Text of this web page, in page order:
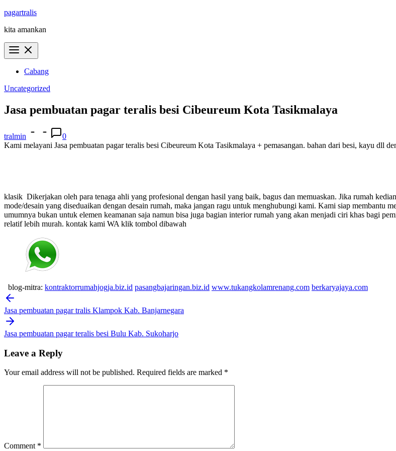
Skip
content
pagartralis
kita amankan
Cabang
Uncategorized
Jasa pembuatan pagar teralis besi Cibeureum Kota Tasikmalaya
tralmin
0
Kami melayani Jasa pembuatan pagar teralis besi Cibeureum Kota Tasikmalaya + pemasangan. bahan dari besi, kayu dll
klasik Dikerjakan oleh para tenaga ahli yang profesional dengan hasil yang baik, bagus dan memuaskan. Jika rumah
mode/desain yang diseduaikan dengan desain rumah, maka jangan ragu untuk menghubungi kami. Kami siap membantu
umumnya bukan untuk elemen keamanan saja namun bisa juga bagian interior rumah yang akan menjadi ciri khas bagi
relatif lebih murah. kontak kami WA klik tombol dibawah
blog-mitra: kontraktorrumahjogja.biz.id pasangbajaringan.biz.id www.tukangkolamrenang.com berkaryajaya.com
Post
navigation
Jasa pembuatan pagar tralis Klampok Kab. Banjarnegara
Jasa pembuatan pagar teralis besi Bulu Kab. Sukoharjo
Leave a Reply
Your email address will not be published. Required fields are marked *
Comment *